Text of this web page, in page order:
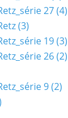
27(4)
(3)
19(3)
26(2)
9(2)